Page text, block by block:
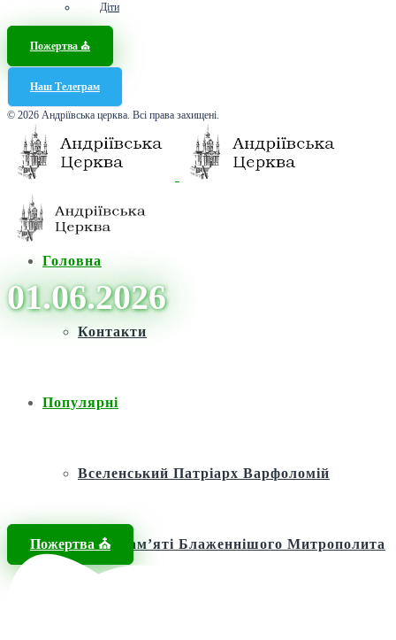
Діти
Пожертва ⛪️
Наш Телеграм
© 2026 Андріївська церква. Всі права захищені.
Головна
Контакти
Популярні
Вселенський Патріарх Варфоломій
Фонд пам’яті Блаженнішого Митрополита
Пожертва ⛪️
01.06.2026